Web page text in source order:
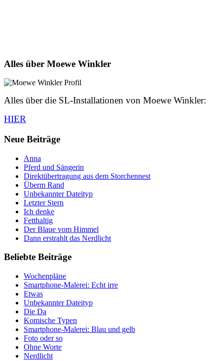
Alles über Moewe Winkler
Alles über die SL-Installationen von Moewe Winkler:
HIER
Neue Beiträge
Anna
Pferd und Sängerin
Direktübertragung aus dem Storchennest
Überm Rand
Unbekannter Dateityp
Letzter Stern
Ich denke
Fetthaltig
Der Blaue vom Himmel
Dann erstrahlt das Nerdlicht
Beliebte Beiträge
Wochenpläne
Smartphone-Malerei: Echt irre
Etwas
Unbekannter Dateityp
Die Da
Komische Typen
Smartphone-Malerei: Blau und gelb
Foto oder so
Ohne Worte
Nerdlicht